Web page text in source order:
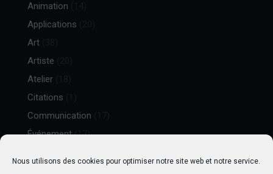
Nous utilisons des cookies pour optimiser notre site web et notre service.
Animation
Applications
Art
Artiste
Atelier
Citations
Communication
Événement(17)